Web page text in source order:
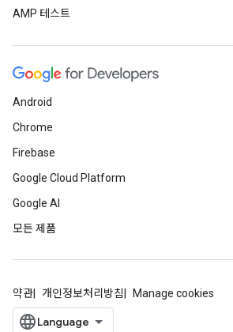
AMP 테스트
Android
Chrome
Firebase
Google Cloud Platform
Google AI
모든 제품
약관 개인정보처리방침 Manage cookies